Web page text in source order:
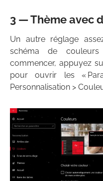
3 — Thème avec
Un autre réglage
schéma de
commencer, appuyez
pour ouvrir les «
Personnalisation >